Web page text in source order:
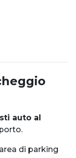
auto al
di parking